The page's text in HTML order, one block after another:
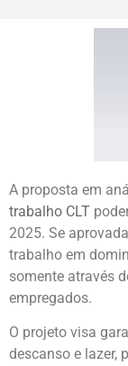
A proposta em
trabalho CLT
2025. Se
trabalho em
somente através
empregados.
O projeto visa
descanso e lazer,